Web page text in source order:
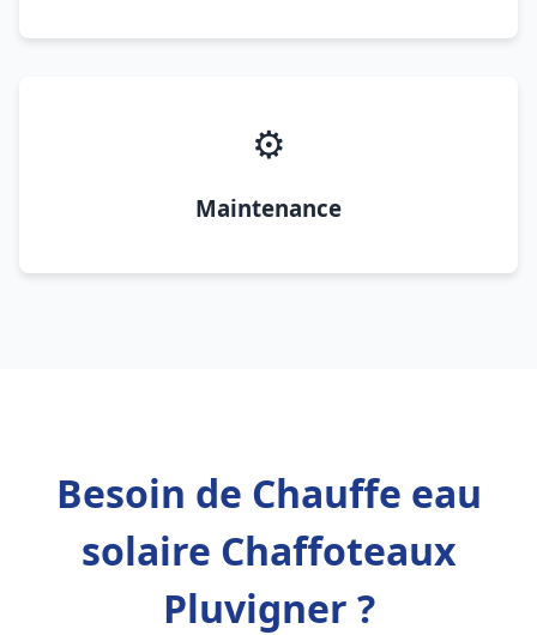
⚙️
Maintenance
Besoin de Chauffe eau
solaire Chaffoteaux
Pluvigner ?